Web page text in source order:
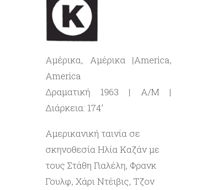
Αμέρικα, Αμέρικα |America,
America
Δραματική 1963 | Α/Μ |
Διάρκεια: 174’
Αμερικανική ταινία σε
σκηνοθεσία Ηλία Καζάν με
τους Στάθη Γιαλέλη, Φρανκ
Γουλφ, Χάρι Ντέιβις, Τζον